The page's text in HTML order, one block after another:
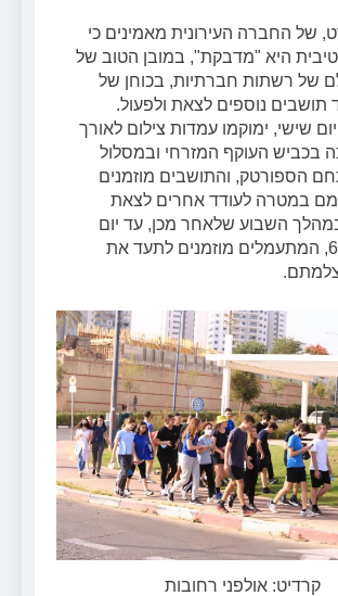
של החברה העירונית מאמינים כי
היא "מדבקת", במובן הטוב של
של רשתות חברתיות, בכוחן של
תושבים נוספים לצאת ולפעול.
28.10.22, יום שישי, ימוקמו עמדות צילום לאורך
בכביש העוקף המזרחי ובמסלול
הספורטק, והתושבים מוזמנים
במטרה לעודד אחרים לצאת
השבוע שלאחר מכן, עד יום
ראשון, ה-6.11, המתעמלים מוזמנים לתעד את
קרדיט: אולפני רחובות